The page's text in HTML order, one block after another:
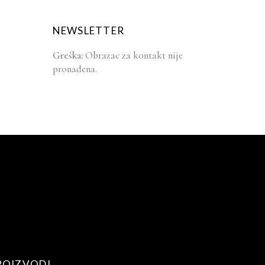
NEWSLETTER
Greška:Obrazac za kontakt nije
pronađena.